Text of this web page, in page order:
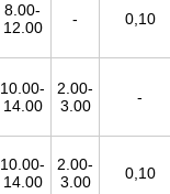
8.00-
12.00
- 0,10
10.00-
14.00
2.00-
3.00
-
10.00-
14.00
2.00-
3.00
0,10